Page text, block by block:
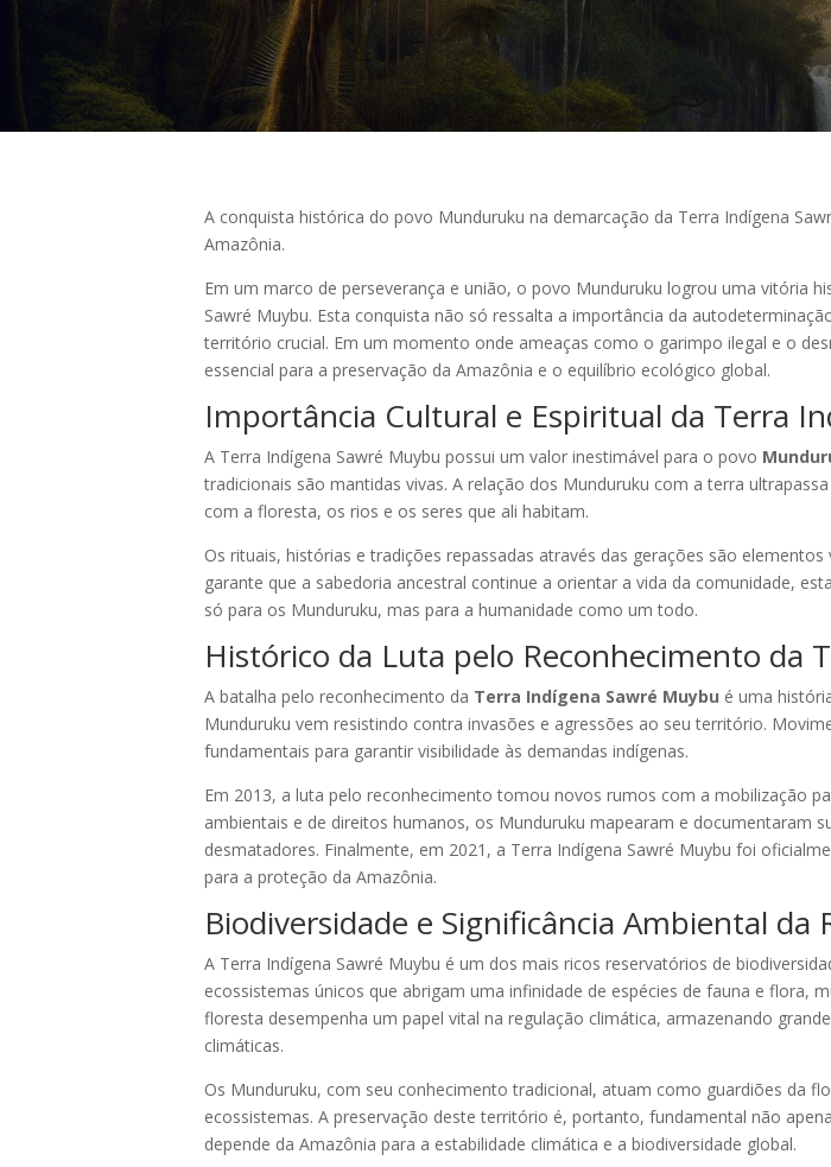
A conquista histórica do povo Munduruku na demarcação da Terra Indígena
Amazônia.
Em um marco de perseverança e união, o povo Munduruku logrou uma vitória
Sawré Muybu. Esta conquista não só ressalta a importância da
território crucial. Em um momento onde ameaças como o garimpo ilegal e o
essencial para a preservação da Amazônia e o equilíbrio ecológico global.
Importância Cultural e Espiritual da Terra
A Terra Indígena Sawré Muybu possui um valor inestimável para o povo
tradicionais são mantidas vivas. A relação dos Munduruku com a terra
com a floresta, os rios e os seres que ali habitam.
Os rituais, histórias e tradições repassadas através das gerações são
garante que a sabedoria ancestral continue a orientar a vida da comunidade,
só para os Munduruku, mas para a humanidade como um todo.
Histórico da Luta pelo Reconhecimento da
A batalha pelo reconhecimento da Terra Indígena Sawré Muybu é uma
Munduruku vem resistindo contra invasões e agressões ao seu território.
fundamentais para garantir visibilidade às demandas indígenas.
Em 2013, a luta pelo reconhecimento tomou novos rumos com a mobilização
ambientais e de direitos humanos, os Munduruku mapearam e documentaram
desmatadores. Finalmente, em 2021, a Terra Indígena Sawré Muybu foi
para a proteção da Amazônia.
Biodiversidade e Significância Ambiental da
A Terra Indígena Sawré Muybu é um dos mais ricos reservatórios de
ecossistemas únicos que abrigam uma infinidade de espécies de fauna e flora,
floresta desempenha um papel vital na regulação climática, armazenando
climáticas.
Os Munduruku, com seu conhecimento tradicional, atuam como guardiões da
ecossistemas. A preservação deste território é, portanto, fundamental não
depende da Amazônia para a estabilidade climática e a biodiversidade global.